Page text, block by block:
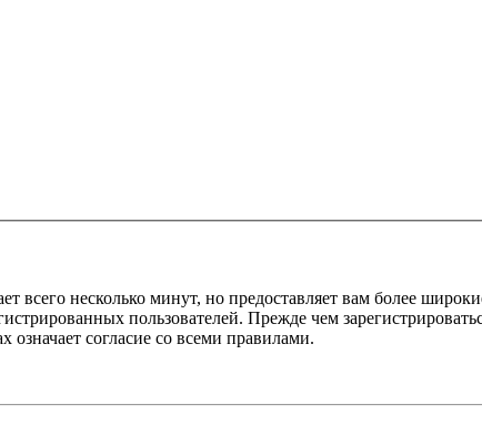
всего несколько минут, но предоставляет вам более
пользователей. Прежде чем
согласие со всеми правилами.